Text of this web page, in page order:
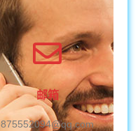
邮箱
875552094@qq.com